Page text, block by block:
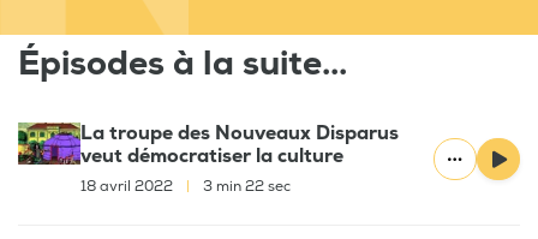
Épisodes à la suite...
La troupe des Nouveaux Disparus
veut démocratiser la culture
18 avril 2022 3 min 22 sec